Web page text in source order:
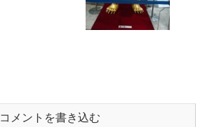
コメントを書き込む